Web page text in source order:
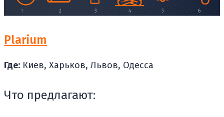
Plarium
Где: Киев, Харьков, Львов, Одесса
Что предлагают: